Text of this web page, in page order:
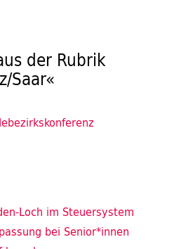
der Rubrik
Saar«
Loch im Steuersystem
bei Senior*innen